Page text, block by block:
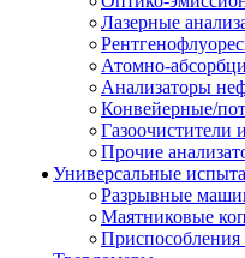
Лазерные
Атомно-
Анализаторы
Конвейерные/
Газоочистители
Прочие
Универсальные
Разрывные
Маятниковые